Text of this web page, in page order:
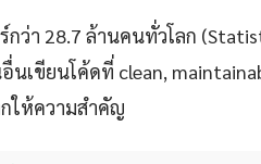
า 28.7 ล้านคนทั่วโลก
เขียนโค้ดที่ clean,
ให้ความสำคัญ